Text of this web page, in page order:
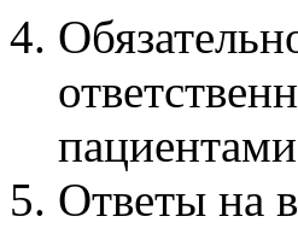
Ответы на